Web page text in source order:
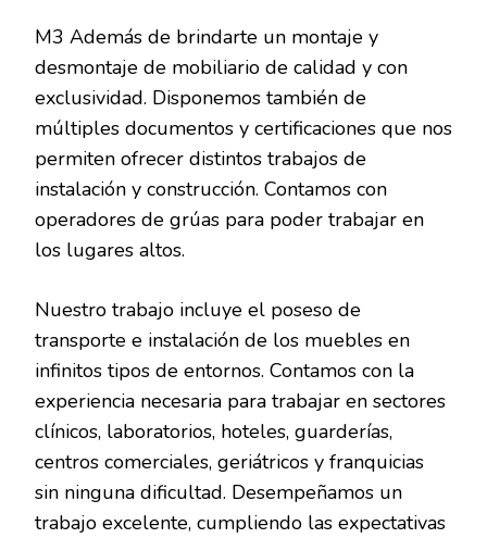
M3 Además de brindarte un montaje y
desmontaje de mobiliario de calidad y con
exclusividad. Disponemos también de
múltiples documentos y certificaciones que nos
permiten ofrecer distintos trabajos de
instalación y construcción. Contamos con
operadores de grúas para poder trabajar en
los lugares altos.
Nuestro trabajo incluye el poseso de
transporte e instalación de los muebles en
infinitos tipos de entornos. Contamos con la
experiencia necesaria para trabajar en sectores
clínicos, laboratorios, hoteles, guarderías,
centros comerciales, geriátricos y franquicias
sin ninguna dificultad. Desempeñamos un
trabajo excelente, cumpliendo las expectativas